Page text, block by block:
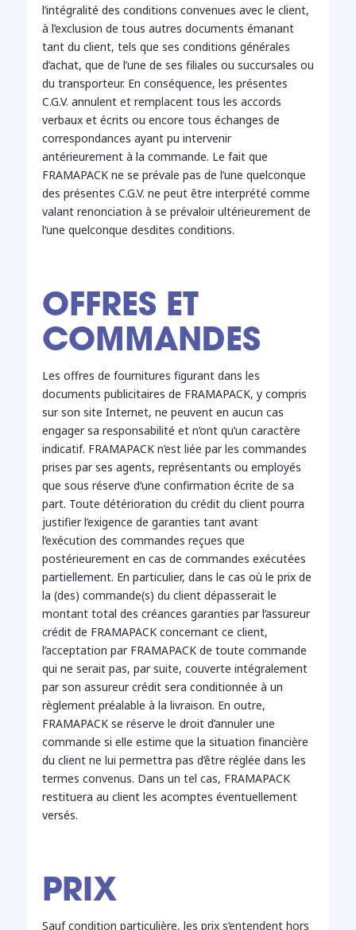
l’intégralité des conditions convenues avec le client,
à l’exclusion de tous autres documents émanant
tant du client, tels que ses conditions générales
d’achat, que de l’une de ses filiales ou succursales ou
du transporteur. En conséquence, les présentes
C.G.V. annulent et remplacent tous les accords
verbaux et écrits ou encore tous échanges de
correspondances ayant pu intervenir
antérieurement à la commande. Le fait que
FRAMAPACK ne se prévale pas de l’une quelconque
des présentes C.G.V. ne peut être interprété comme
valant renonciation à se prévaloir ultérieurement de
l’une quelconque desdites conditions.
OFFRES ET
COMMANDES
Les offres de fournitures figurant dans les
documents publicitaires de FRAMAPACK, y compris
sur son site Internet, ne peuvent en aucun cas
engager sa responsabilité et n’ont qu’un caractère
indicatif. FRAMAPACK n’est liée par les commandes
prises par ses agents, représentants ou employés
que sous réserve d’une confirmation écrite de sa
part. Toute détérioration du crédit du client pourra
justifier l’exigence de garanties tant avant
l’exécution des commandes reçues que
postérieurement en cas de commandes exécutées
partiellement. En particulier, dans le cas où le prix de
la (des) commande(s) du client dépasserait le
montant total des créances garanties par l’assureur
crédit de FRAMAPACK concernant ce client,
l’acceptation par FRAMAPACK de toute commande
qui ne serait pas, par suite, couverte intégralement
par son assureur crédit sera conditionnée à un
règlement préalable à la livraison. En outre,
FRAMAPACK se réserve le droit d’annuler une
commande si elle estime que la situation financière
du client ne lui permettra pas d’être réglée dans les
termes convenus. Dans un tel cas, FRAMAPACK
restituera au client les acomptes éventuellement
versés.
PRIX
Sauf condition particulière, les prix s’entendent hors